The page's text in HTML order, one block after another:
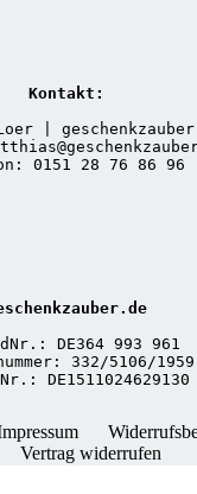
Kontakt:
|
0151 28 76 86 96
DE364 993 961
332/5106/1959
DE1511024629130
Vertrag widerrufen